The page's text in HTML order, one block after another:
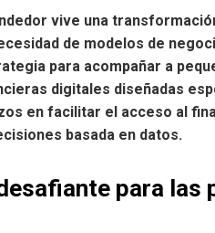
vive una
de modelos de
para acompañar a
digitales diseñadas
en facilitar el acceso al
basada en datos.
para las